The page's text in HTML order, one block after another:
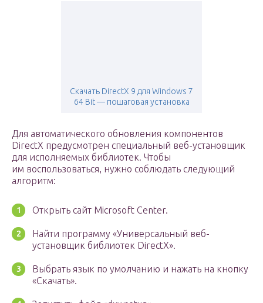
Скачать DirectX 9 для Windows 7
64 Bit — пошаговая установка
Для автоматического обновления компонентов
DirectX предусмотрен специальный веб-установщик
для исполняемых библиотек. Чтобы
им воспользоваться, нужно соблюдать следующий
алгоритм:
Открыть сайт Microsoft Center.
Найти программу «Универсальный веб-
установщик библиотек DirectX».
Выбрать язык по умолчанию и нажать на кнопку
«Скачать».